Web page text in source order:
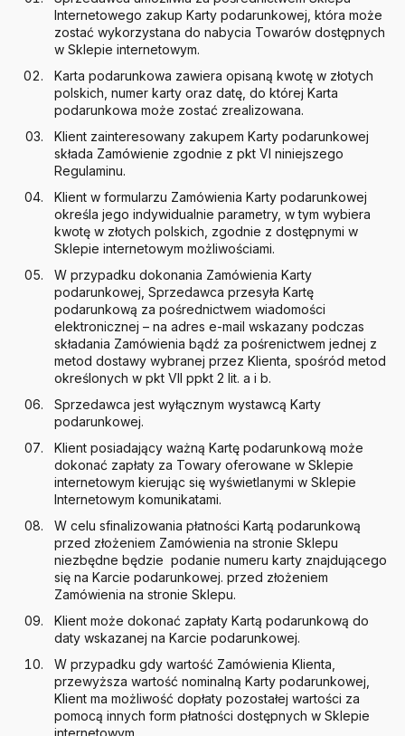
Internetowego zakup Karty podarunkowej, która może
zostać wykorzystana do nabycia Towarów dostępnych
w Sklepie internetowym.
Karta podarunkowa zawiera opisaną kwotę w złotych
polskich, numer karty oraz datę, do której Karta
podarunkowa może zostać zrealizowana.
Klient zainteresowany zakupem Karty podarunkowej
składa Zamówienie zgodnie z pkt VI niniejszego
Regulaminu.
Klient w formularzu Zamówienia Karty podarunkowej
określa jego indywidualnie parametry, w tym wybiera
kwotę w złotych polskich, zgodnie z dostępnymi w
Sklepie internetowym możliwościami.
W przypadku dokonania Zamówienia Karty
podarunkowej, Sprzedawca przesyła Kartę
podarunkową za pośrednictwem wiadomości
elektronicznej – na adres e-mail wskazany podczas
składania Zamówienia bądź za pośrenictwem jednej z
metod dostawy wybranej przez Klienta, spośród metod
określonych w pkt VII ppkt 2 lit. a i b.
Sprzedawca jest wyłącznym wystawcą Karty
podarunkowej.
Klient posiadający ważną Kartę podarunkową może
dokonać zapłaty za Towary oferowane w Sklepie
internetowym kierując się wyświetlanymi w Sklepie
Internetowym komunikatami.
W celu sfinalizowania płatności Kartą podarunkową
przed złożeniem Zamówienia na stronie Sklepu
niezbędne będzie podanie numeru karty znajdującego
się na Karcie podarunkowej. przed złożeniem
Zamówienia na stronie Sklepu.
Klient może dokonać zapłaty Kartą podarunkową do
daty wskazanej na Karcie podarunkowej.
W przypadku gdy wartość Zamówienia Klienta,
przewyższa wartość nominalną Karty podarunkowej,
Klient ma możliwość dopłaty pozostałej wartości za
pomocą innych form płatności dostępnych w Sklepie
internetowym.